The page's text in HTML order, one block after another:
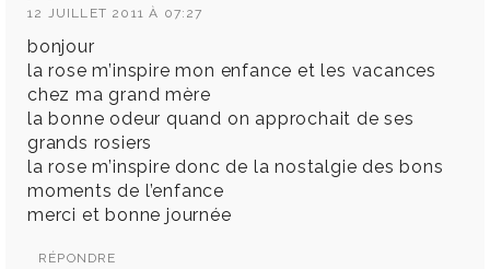
12 JUILLET 2011 À 07:27
bonjour
la rose m’inspire mon enfance et les vacances
chez ma grand mère
la bonne odeur quand on approchait de ses
grands rosiers
la rose m’inspire donc de la nostalgie des bons
moments de l’enfance
merci et bonne journée
RÉPONDRE